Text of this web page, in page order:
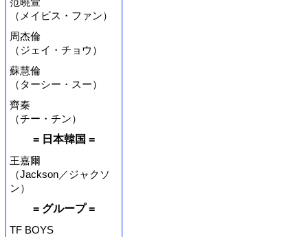
（メイビス・ファン）
周杰倫
（ジェイ・チョウ）
蘇慧倫
（ターシー・スー）
齊秦
（チー・チン）
= 日本韓国 =
王嘉爾
（Jackson／ジャクソ
ン）
= グループ =
TF BOYS